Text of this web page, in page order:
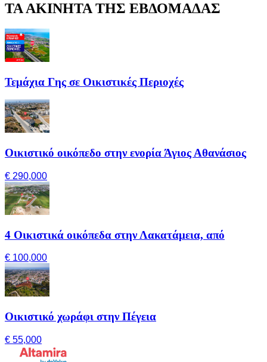
ΤΑ ΑΚΙΝΗΤΑ ΤΗΣ ΕΒΔΟΜΑΔΑΣ
Τεμάχια Γης σε Οικιστικές Περιοχές
Οικιστικό οικόπεδο στην ενορία Άγιος Αθανάσιος
€ 290,000
4 Οικιστικά οικόπεδα στην Λακατάμεια, από
€ 100,000
Οικιστικό χωράφι στην Πέγεια
€ 55,000